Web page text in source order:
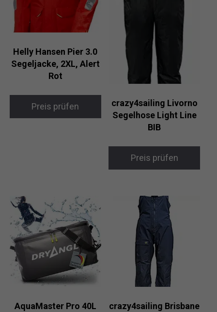
Helly Hansen Pier 3.0
Segeljacke, 2XL, Alert
Rot
Preis prüfen
crazy4sailing Livorno
Segelhose Light Line
BIB
Preis prüfen
AquaMaster Pro 40L
crazy4sailing Brisbane